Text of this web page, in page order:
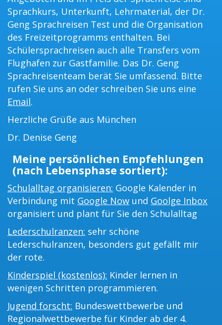
Sprachkurs, Unterkunft, Lehrmaterial, der Dr.
Geng Sprachreisen Test und die Organisation
des Freizeitprogramms enthalten. Bei
Schülersprachreisen auch alle Transfers vom
Flughafen zur Gastfamilie. Das Dr. Geng
Sprachreisenteam berät Sie umfassend. Bitte
rufen Sie uns an oder schreiben Sie uns eine
Email.
Herzliche Grüße aus München
Dr. Denise Geng
Meine persönlichen Empfehlungen
(nach Lebensphase sortiert):
Schulalltag organisieren: Google Kalender in
Verbindung mit Google Now und Goolge Inbox
organisiert und plant für Sie den Schulalltag
Lederschulranzen: sehr schöne
Lederschulranzen, besonders gut gefällt mir
der rote.
Kinderspiel (kostenlos): Kinder lernen in
wenigen Schritten programmieren.
Jugend forscht: Bundeswettbewerbe und
Regionalwettbewerbe für Kinder ab der 4.